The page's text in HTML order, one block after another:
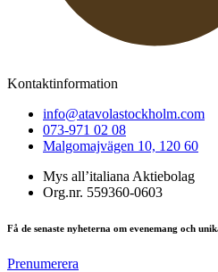
Kontaktinformation
info@atavolastockholm.com
073-971 02 08
Malgomajvägen 10, 120 60
Mys all’italiana Aktiebolag
Org.nr. 559360-0603
Få de senaste nyheterna om evenemang och
Prenumerera